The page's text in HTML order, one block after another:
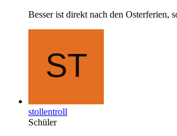
Besser ist direkt nach den Osterferien,
stollentroll
Schüler